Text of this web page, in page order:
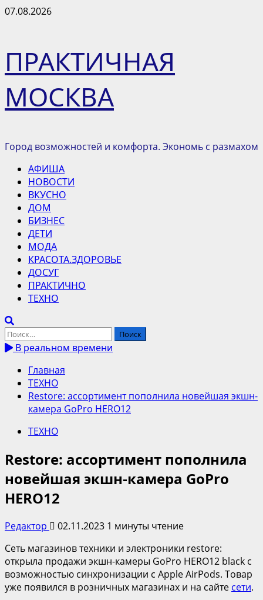
Перейти
07.08.2026
ПРАКТИЧНАЯ
МОСКВА
Город возможностей и комфорта. Экономь с размахом
Основное
меню
АФИША
НОВОСТИ
ВКУСНО
ДОМ
БИЗНЕС
ДЕТИ
МОДА
КРАСОТА.ЗДОРОВЬЕ
ДОСУГ
ПРАКТИЧНО
ТЕХНО
Найти:
В реальном времени
Главная
ТЕХНО
Restore: ассортимент пополнила новейшая экшн-
камера GoPro HERO12
ТЕХНО
Restore: ассортимент пополнила
новейшая экшн-камера GoPro
HERO12
Редактор 02.11.2023 1 минуты чтение
Сеть магазинов техники и электроники restore:
открыла продажи экшн-камеры GoPro HERO12 black с
возможностью синхронизации с Apple AirPods. Товар
уже появился в розничных магазинах и на сайте сети.